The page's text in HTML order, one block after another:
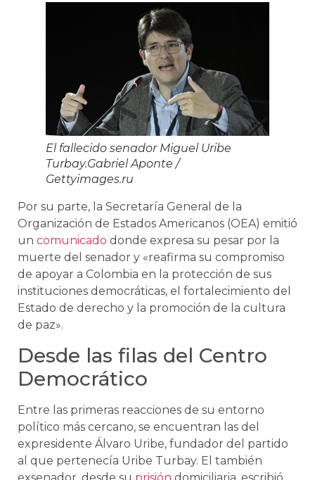
El fallecido senador Miguel Uribe
Turbay.Gabriel Aponte /
Gettyimages.ru
Por su parte, la Secretaría General de la
Organización de Estados Americanos (OEA) emitió
un comunicado donde expresa su pesar por la
muerte del senador y «reafirma su compromiso
de apoyar a Colombia en la protección de sus
instituciones democráticas, el fortalecimiento del
Estado de derecho y la promoción de la cultura
de paz».
Desde las filas del Centro
Democrático
Entre las primeras reacciones de su entorno
político más cercano, se encuentran las del
expresidente Álvaro Uribe, fundador del partido
al que pertenecía Uribe Turbay. El también
exsenador, desde su prisión domiciliaria, escribió